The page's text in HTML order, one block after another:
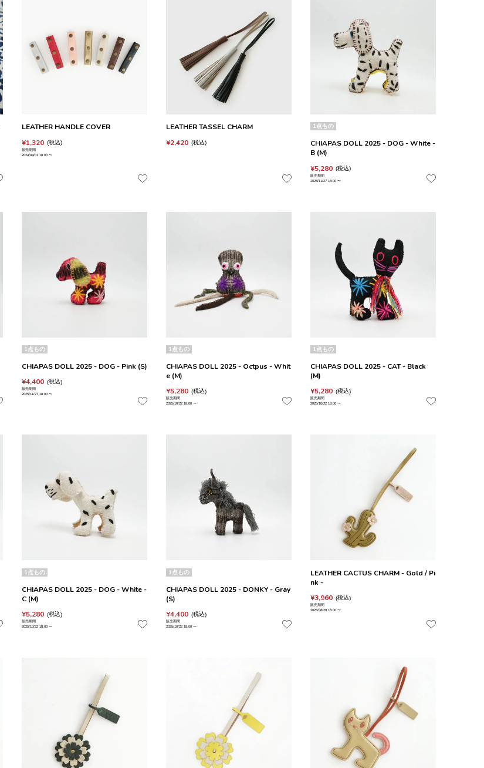
LEATHER HANDLE COVER
¥1,320 税込
販売期間
2024/04/01 18:00 〜
LEATHER TASSEL CHARM
¥2,420 税込
1点もの
CHIAPAS DOLL 2025 - DOG - White -
B (M)
¥5,280 税込
販売期間
2025/11/27 18:00 〜
1点もの
CHIAPAS DOLL 2025 - DOG - Pink (S)
¥4,400 税込
販売期間
2025/11/27 18:00 〜
1点もの
CHIAPAS DOLL 2025 - Octpus - Whit
e (M)
¥5,280 税込
販売期間
2025/10/22 18:00 〜
1点もの
CHIAPAS DOLL 2025 - CAT - Black
(M)
¥5,280 税込
販売期間
2025/10/22 18:00 〜
1点もの
CHIAPAS DOLL 2025 - DOG - White -
C (M)
¥5,280 税込
販売期間
2025/10/22 18:00 〜
1点もの
CHIAPAS DOLL 2025 - DONKY - Gray
(S)
¥4,400 税込
販売期間
2025/10/22 18:00 〜
LEATHER CACTUS CHARM - Gold / Pi
nk -
¥3,960 税込
販売期間
2025/08/29 18:00 〜